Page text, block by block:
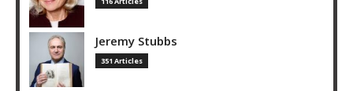
Jeremy Stubbs
351 Articles